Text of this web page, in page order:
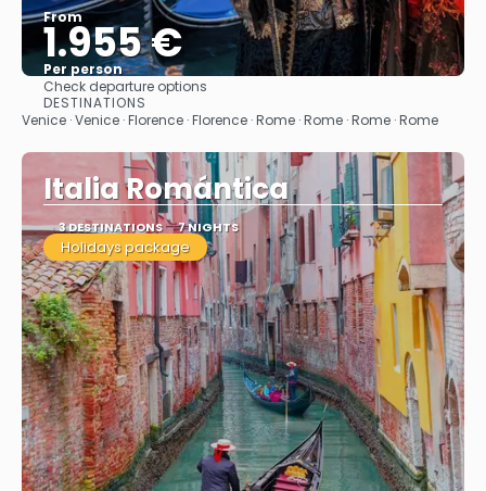
From
1.955 €
Per person
Check departure options
DESTINATIONS
Venice · Venice · Florence · Florence · Rome · Rome · Rome · Rome
Italia Romántica
3 DESTINATIONS 7 NIGHTS
Holidays package